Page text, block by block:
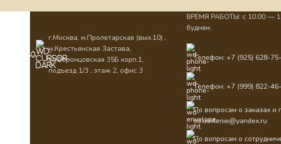
г.Москва, м.Пролетарская (вых.10) ,
м.Крестьянская Застава,
ул.Воронцовская 35Б корп.1,
подъезд 1/3 , этаж 2, офис 3
ВРЕМЯ РАБОТЫ: с 10.00 —
будням.
Телефон: +7 (925) 628-
Телефон: +7 (999) 822-
По вопросам о заказах и
su.umilenie@yandex.ru
По вопросам о